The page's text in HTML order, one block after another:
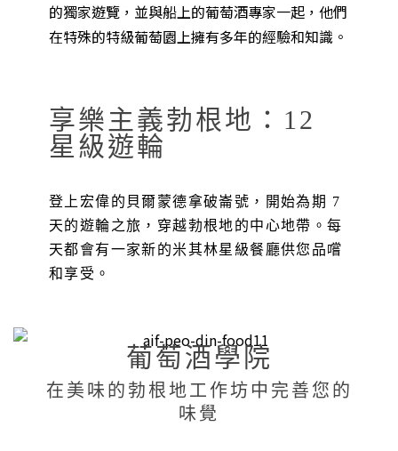
的獨家遊覽，並與船上的葡萄酒專家一起，他們
在特殊的特級葡萄園上擁有多年的經驗和知識。
享樂主義勃根地：12
星級遊輪
登上宏偉的貝爾蒙德拿破崙號，開始為期 7
天的遊輪之旅，穿越勃根地的中心地帶。每
天都會有一家新的米其林星級餐廳供您品嚐
和享受。
葡萄酒學院
在美味的勃根地工作坊中完善您的
味覺